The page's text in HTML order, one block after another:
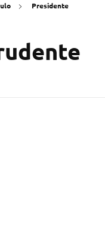
Presidente